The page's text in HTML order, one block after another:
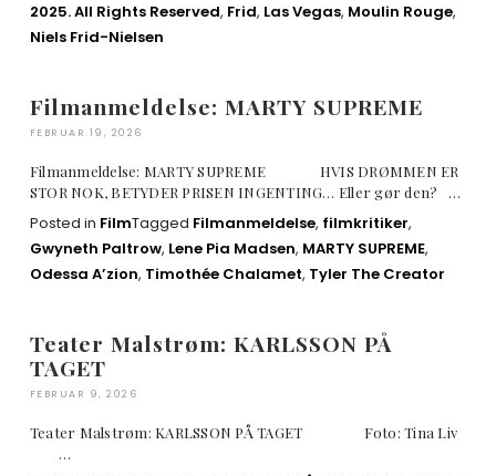
2025. All Rights Reserved, Frid, Las Vegas, Moulin Rouge,
Niels Frid-Nielsen
Filmanmeldelse: MARTY SUPREME
FEBRUAR 19, 2026
Filmanmeldelse: MARTY SUPREME HVIS DRØMMEN ER
STOR NOK, BETYDER PRISEN INGENTING… Eller gør den? …
Posted in FilmTagged Filmanmeldelse, filmkritiker,
Gwyneth Paltrow, Lene Pia Madsen, MARTY SUPREME,
Odessa A’zion, Timothée Chalamet, Tyler The Creator
Teater Malstrøm: KARLSSON PÅ
TAGET
FEBRUAR 9, 2026
Teater Malstrøm: KARLSSON PÅ TAGET Foto: Tina Liv
…